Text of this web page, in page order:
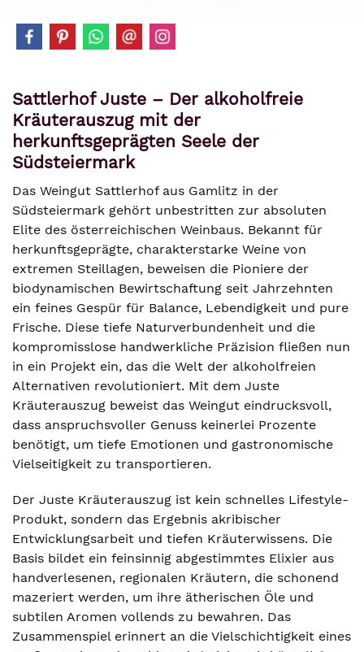
Sattlerhof Juste – Der alkoholfreie
Kräuterauszug mit der
herkunftsgeprägten Seele der
Südsteiermark
Das Weingut Sattlerhof aus Gamlitz in der
Südsteiermark gehört unbestritten zur absoluten
Elite des österreichischen Weinbaus. Bekannt für
herkunftsgeprägte, charakterstarke Weine von
extremen Steillagen, beweisen die Pioniere der
biodynamischen Bewirtschaftung seit Jahrzehnten
ein feines Gespür für Balance, Lebendigkeit und pure
Frische. Diese tiefe Naturverbundenheit und die
kompromisslose handwerkliche Präzision fließen nun
in ein Projekt ein, das die Welt der alkoholfreien
Alternativen revolutioniert. Mit dem Juste
Kräuterauszug beweist das Weingut eindrucksvoll,
dass anspruchsvoller Genuss keinerlei Prozente
benötigt, um tiefe Emotionen und gastronomische
Vielseitigkeit zu transportieren.
Der Juste Kräuterauszug ist kein schnelles Lifestyle-
Produkt, sondern das Ergebnis akribischer
Entwicklungsarbeit und tiefen Kräuterwissens. Die
Basis bildet ein feinsinnig abgestimmtes Elixier aus
handverlesenen, regionalen Kräutern, die schonend
mazeriert werden, um ihre ätherischen Öle und
subtilen Aromen vollends zu bewahren. Das
Zusammenspiel erinnert an die Vielschichtigkeit eines